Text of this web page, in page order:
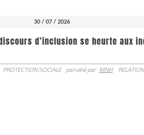
30 / 07 / 2026
d’inclusion se heurte aux
PROTECTION SOCIALE parrainé par MNH